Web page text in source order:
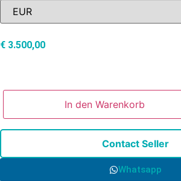
€ 3.500,00
In den Warenkorb
Contact Seller
Whatsapp